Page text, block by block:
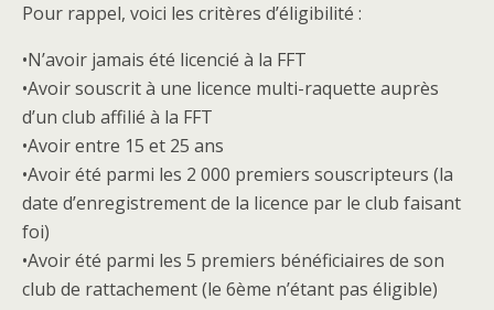
Pour rappel, voici les critères d’éligibilité :
•N’avoir jamais été licencié à la FFT
•Avoir souscrit à une licence multi-raquette auprès
d’un club affilié à la FFT
•Avoir entre 15 et 25 ans
•Avoir été parmi les 2 000 premiers souscripteurs (la
date d’enregistrement de la licence par le club faisant
foi)
•Avoir été parmi les 5 premiers bénéficiaires de son
club de rattachement (le 6ème n’étant pas éligible)